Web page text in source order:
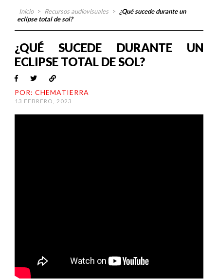
Inicio > Recursos audiovisuales > ¿Qué sucede durante un
eclipse total de sol?
¿QUÉ SUCEDE DURANTE UN
ECLIPSE TOTAL DE SOL?
POR: CHEMATIERRA
13 FEBRERO, 2023